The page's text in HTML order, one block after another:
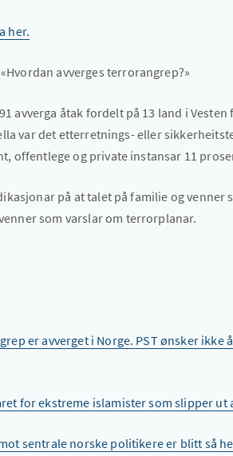
her.
avverges terrorangrep?»
avverga åtak fordelt på 13 land i
var det etterretnings- eller
offentlege og private instansar 11
på at talet på familie og venner
som varslar om terrorplanar.
er avverget i Norge. PST ønsker ikke
for ekstreme islamister som slipper ut
sentrale norske politikere er blitt så